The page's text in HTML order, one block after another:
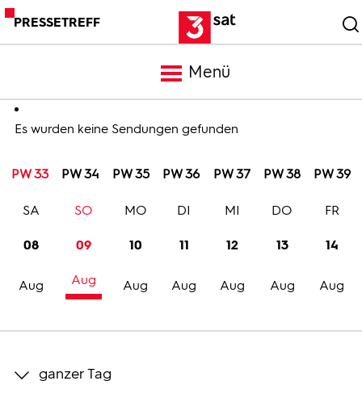
PRESSETREFF
Menü
Meldungen
Programm
Trailer
Bilder
Es wurden keine Sendungen gefunden
PW 33 PW 34 PW 35 PW 36 PW 37 PW 38 PW 39
08
Aug
SA
09
Aug
SO
10
Aug
MO
11
Aug
DI
12
Aug
MI
13
Aug
DO
14
Aug
FR
ganzer Tag